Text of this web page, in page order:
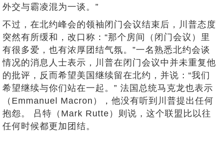
外交与霸凌混为一谈。”
不过，在北约峰会的领袖闭门会议结束后，川普态度
突然有所缓和，改口称：“那个房间（闭门会议）里
有很多爱，也有浓厚团结气氛。”一名熟悉北约会谈
情况的消息人士表示，川普在闭门会议中并未重复他
的批评，反而希望美国继续留在北约，并说：“我们
希望继续与你们站在一起。” 法国总统马克龙也表示
（Emmanuel Macron），他没有听到川普提出任何
抱怨。 吕特（Mark Rutte）则说，这个联盟比以往
任何时候都更加团结。